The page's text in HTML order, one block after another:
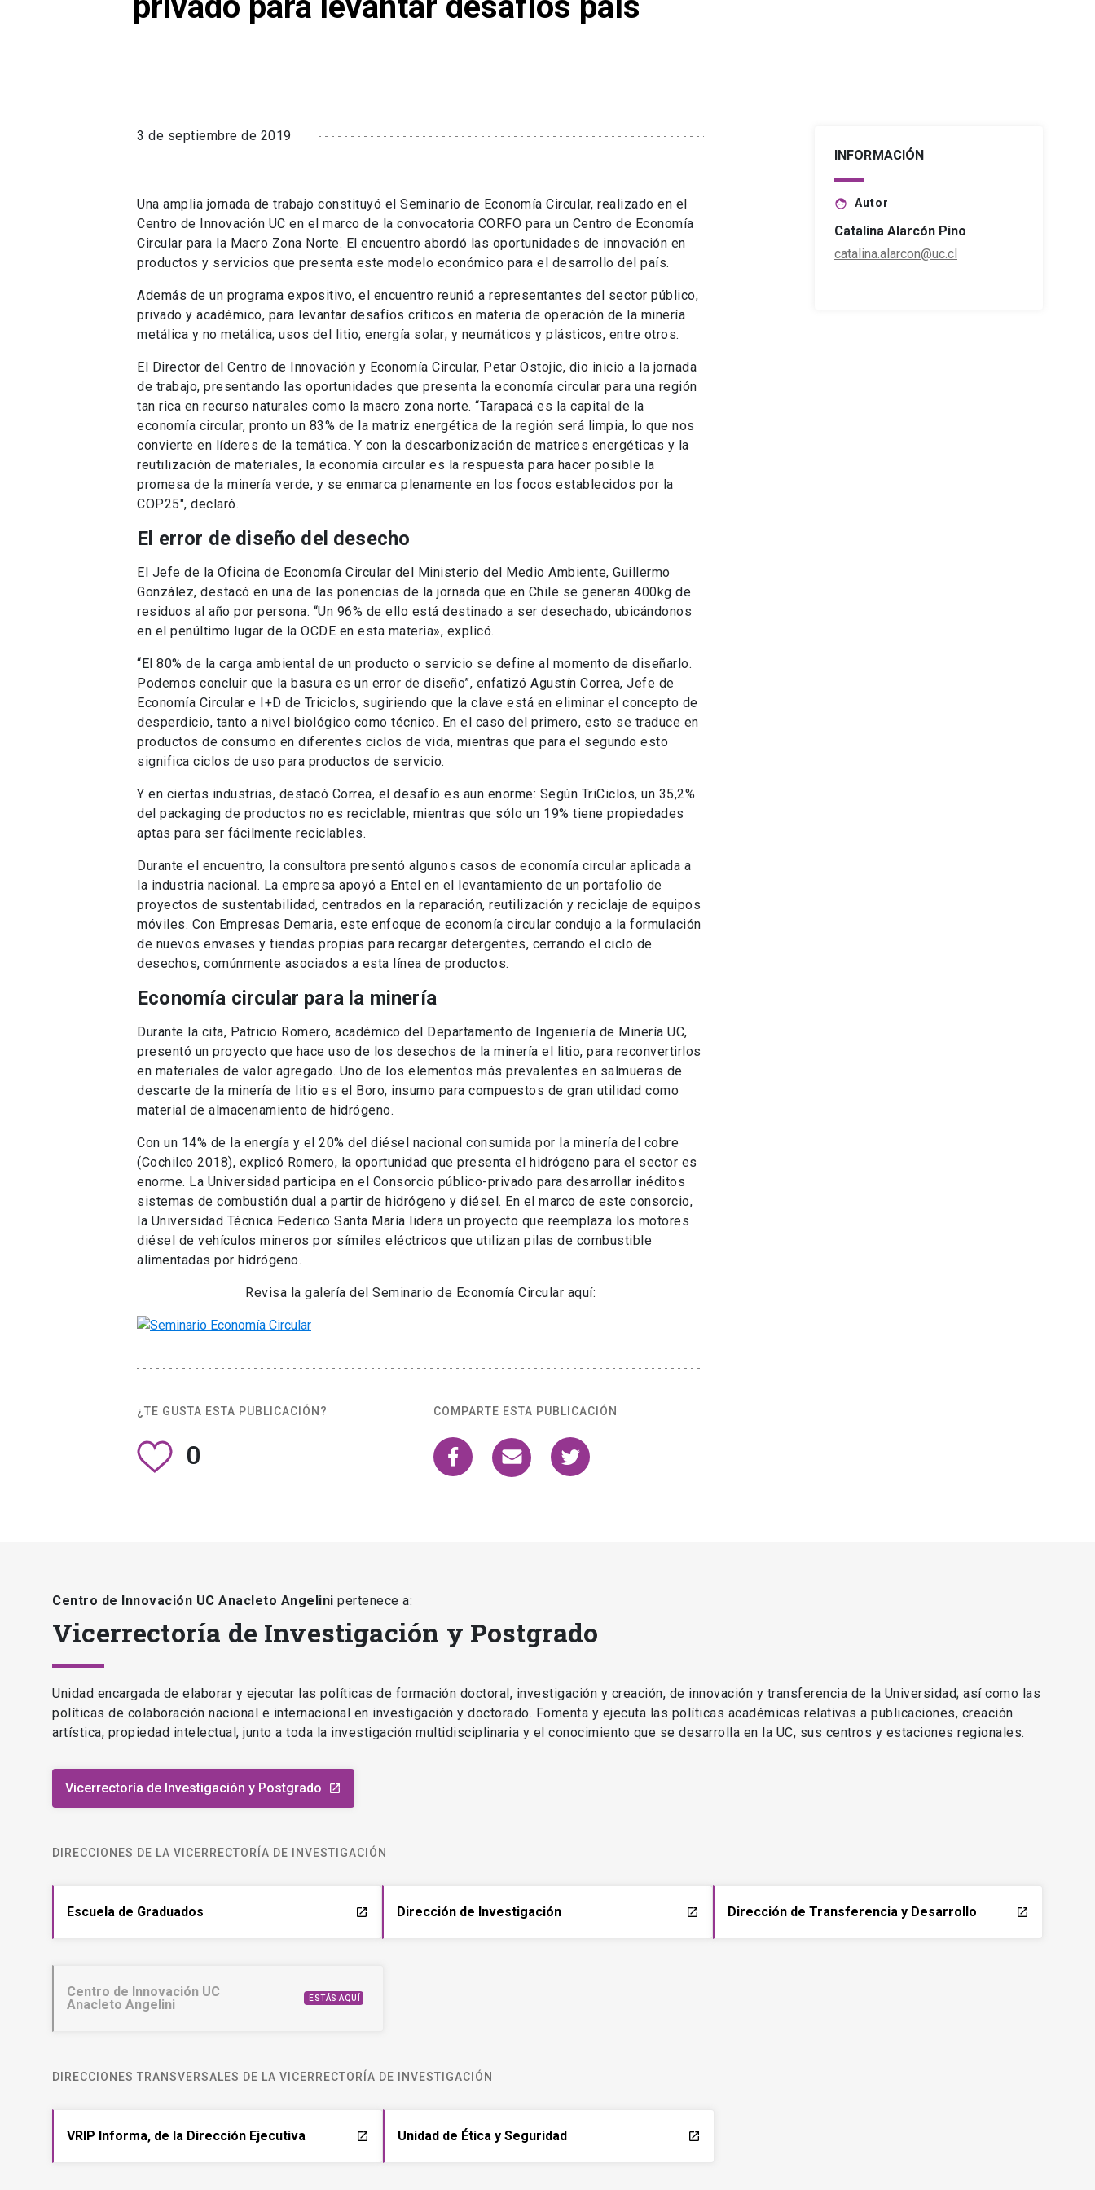
3 de septiembre de 2019
Una amplia jornada de trabajo constituyó el Seminario de Economía Circular, realizado en el
Centro de Innovación UC en el marco de la convocatoria CORFO para un Centro de Economía
Circular para la Macro Zona Norte. El encuentro abordó las oportunidades de innovación en
productos y servicios que presenta este modelo económico para el desarrollo del país.
Además de un programa expositivo, el encuentro reunió a representantes del sector público,
privado y académico, para levantar desafíos críticos en materia de operación de la minería
metálica y no metálica; usos del litio; energía solar; y neumáticos y plásticos, entre otros.
El Director del Centro de Innovación y Economía Circular, Petar Ostojic, dio inicio a la jornada
de trabajo, presentando las oportunidades que presenta la economía circular para una región
tan rica en recurso naturales como la macro zona norte. “Tarapacá es la capital de la
economía circular, pronto un 83% de la matriz energética de la región será limpia, lo que nos
convierte en líderes de la temática. Y con la descarbonización de matrices energéticas y la
reutilización de materiales, la economía circular es la respuesta para hacer posible la
promesa de la minería verde, y se enmarca plenamente en los focos establecidos por la
COP25″, declaró.
El error de diseño del desecho
El Jefe de la Oficina de Economía Circular del Ministerio del Medio Ambiente, Guillermo
González, destacó en una de las ponencias de la jornada que en Chile se generan 400kg de
residuos al año por persona. “Un 96% de ello está destinado a ser desechado, ubicándonos
en el penúltimo lugar de la OCDE en esta materia», explicó.
“El 80% de la carga ambiental de un producto o servicio se define al momento de diseñarlo.
Podemos concluir que la basura es un error de diseño”, enfatizó Agustín Correa, Jefe de
Economía Circular e I+D de Triciclos, sugiriendo que la clave está en eliminar el concepto de
desperdicio, tanto a nivel biológico como técnico. En el caso del primero, esto se traduce en
productos de consumo en diferentes ciclos de vida, mientras que para el segundo esto
significa ciclos de uso para productos de servicio.
Y en ciertas industrias, destacó Correa, el desafío es aun enorme: Según TriCiclos, un 35,2%
del packaging de productos no es reciclable, mientras que sólo un 19% tiene propiedades
aptas para ser fácilmente reciclables.
Durante el encuentro, la consultora presentó algunos casos de economía circular aplicada a
la industria nacional. La empresa apoyó a Entel en el levantamiento de un portafolio de
proyectos de sustentabilidad, centrados en la reparación, reutilización y reciclaje de equipos
móviles. Con Empresas Demaria, este enfoque de economía circular condujo a la formulación
de nuevos envases y tiendas propias para recargar detergentes, cerrando el ciclo de
desechos, comúnmente asociados a esta línea de productos.
Economía circular para la minería
Durante la cita, Patricio Romero, académico del Departamento de Ingeniería de Minería UC,
presentó un proyecto que hace uso de los desechos de la minería el litio, para reconvertirlos
en materiales de valor agregado. Uno de los elementos más prevalentes en salmueras de
descarte de la minería de litio es el Boro, insumo para compuestos de gran utilidad como
material de almacenamiento de hidrógeno.
Con un 14% de la energía y el 20% del diésel nacional consumida por la minería del cobre
(Cochilco 2018), explicó Romero, la oportunidad que presenta el hidrógeno para el sector es
enorme. La Universidad participa en el Consorcio público-privado para desarrollar inéditos
sistemas de combustión dual a partir de hidrógeno y diésel. En el marco de este consorcio,
la Universidad Técnica Federico Santa María lidera un proyecto que reemplaza los motores
diésel de vehículos mineros por símiles eléctricos que utilizan pilas de combustible
alimentadas por hidrógeno.
Revisa la galería del Seminario de Economía Circular aquí:
¿TE GUSTA ESTA PUBLICACIÓN?
0
COMPARTE ESTA PUBLICACIÓN
INFORMACIÓN
face Autor
Catalina Alarcón Pino
catalina.alarcon@uc.cl
Centro de Innovación UC Anacleto Angelini pertenece a:
Vicerrectoría de Investigación y Postgrado
Unidad encargada de elaborar y ejecutar las políticas de formación doctoral, investigación y creación, de innovación y transferencia de la Universidad; así como las
políticas de colaboración nacional e internacional en investigación y doctorado. Fomenta y ejecuta las políticas académicas relativas a publicaciones, creación
artística, propiedad intelectual, junto a toda la investigación multidisciplinaria y el conocimiento que se desarrolla en la UC, sus centros y estaciones regionales.
Vicerrectoría de Investigación y Postgrado launch
DIRECCIONES DE LA VICERRECTORÍA DE INVESTIGACIÓN
Escuela de Graduados launch Dirección de Investigación launch Dirección de Transferencia y Desarrollo launch
Centro de Innovación UC
Anacleto Angelini
ESTÁS AQUÍ
DIRECCIONES TRANSVERSALES DE LA VICERRECTORÍA DE INVESTIGACIÓN
VRIP Informa, de la Dirección Ejecutiva launch Unidad de Ética y Seguridad launch